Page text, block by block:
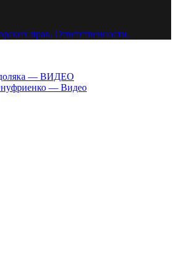
прав. Ответственности.
— ВИДЕО
— Видео